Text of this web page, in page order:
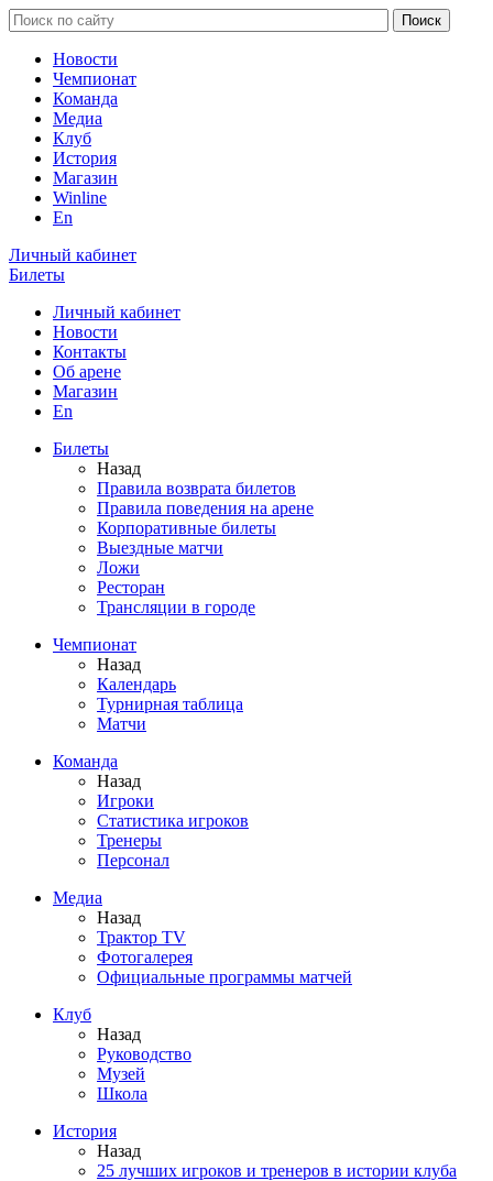
Новости
Чемпионат
Команда
Медиа
Клуб
История
Магазин
Winline
En
Личный кабинет
Билеты
Личный кабинет
Новости
Контакты
Об арене
Магазин
En
Билеты
Назад
Правила возврата билетов
Правила поведения на арене
Корпоративные билеты
Выездные матчи
Ложи
Ресторан
Трансляции в городе
Чемпионат
Назад
Календарь
Турнирная таблица
Матчи
Команда
Назад
Игроки
Статистика игроков
Тренеры
Персонал
Медиа
Назад
Трактор TV
Фотогалерея
Официальные программы матчей
Клуб
Назад
Руководство
Музей
Школа
История
Назад
25 лучших игроков и тренеров в истории клуба